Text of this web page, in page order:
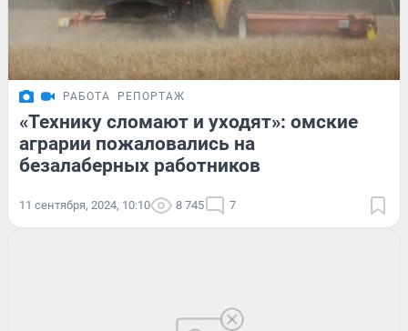
РАБОТА РЕПОРТАЖ
«Технику сломают и уходят»: омские
аграрии пожаловались на
безалаберных работников
11 сентября, 2024, 10:10 8 745 7